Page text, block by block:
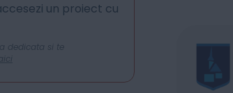
un proiect cu
dedicata si te